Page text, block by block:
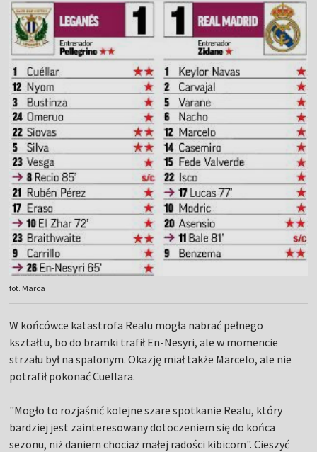
fot. Marca
W końcówce katastrofa Realu mogła nabrać pełnego
kształtu, bo do bramki trafił En-Nesyri, ale w momencie
strzału był na spalonym. Okazję miał także Marcelo, ale nie
potrafił pokonać Cuellara.
"Mogło to rozjaśnić kolejne szare spotkanie Realu, który
bardziej jest zainteresowany dotoczeniem się do końca
sezonu, niż daniem chociaż małej radości kibicom". Cieszyć